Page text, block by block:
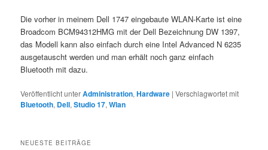
Die vorher in meinem Dell 1747 eingebaute WLAN-Karte ist eine
Broadcom BCM94312HMG mit der Dell Bezeichnung DW 1397,
das Modell kann also einfach durch eine Intel Advanced N 6235
ausgetauscht werden und man erhält noch ganz einfach
Bluetooth mit dazu.
Veröffentlicht unterAdministration,Hardware |Verschlagwortet mit
Bluetooth, Dell,Studio 17,Wlan
NEUESTE BEITRÄGE